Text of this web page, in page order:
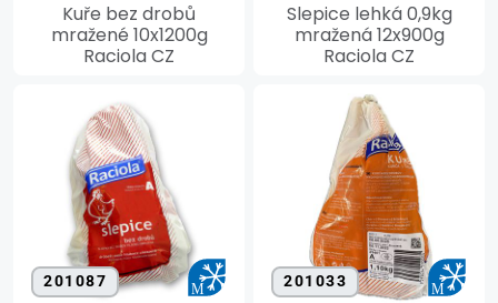
Kuře bez drobů
mražené 10x1200g
Raciola CZ
Slepice lehká 0,9kg
mražená 12x900g
Raciola CZ
201087 201033